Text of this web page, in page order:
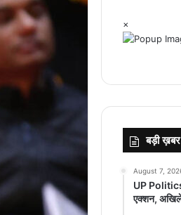
×
बड़ी ख़बर
August 7,
UP Politics:
एक्शन,